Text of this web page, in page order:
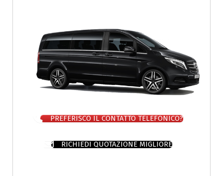
PREFERISCO IL CONTATTO TELEFONICO?
RICHIEDI QUOTAZIONE MIGLIORE